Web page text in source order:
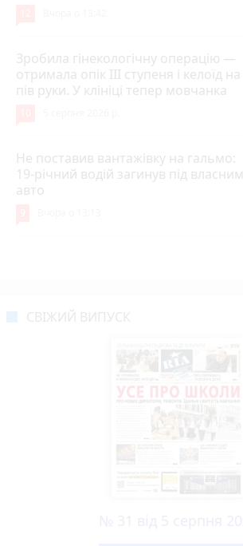
Зробила гінекологічну операцію —
отримала опік ІІІ ступеня і келоїд на
пів руки. У клініці тепер мовчанка
Не поставив вантажівку на гальмо:
19-річний водій загинув під власним
авто